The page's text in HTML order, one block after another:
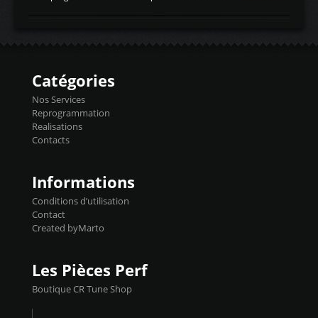
d'admissiontemp ex. pour atmo -30- 80°C
temperaturetemperature ldr moteurtemp
Injecteurs + Flashpro 1370€ TTC Le
précise et performante. Vous pourrez
basculer de la carto sans plomb à Ethanol à
l'aide du flashpro OPTION ECONOMIQUES
Reprog SP 98 sur le calculateur d'origine
450€ TTC Un gain d'environ 10cv et 15nm
Catégories
Nos Services
Reprogrammation
Realisations
Contacts
Informations
Conditions d’utilisation
Contact
Created byMarto
Les Pièces Perf
Boutique CR Tune Shop